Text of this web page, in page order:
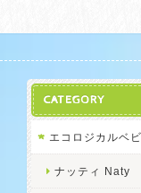
CATEGORY
エコロジカルベ
ナッティ Naty